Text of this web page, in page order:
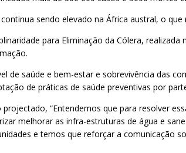
sendo elevado na África austral, o
para Eliminação da Cólera,
saúde e bem-estar e sobrevivência das
de práticas de saúde preventivas por
“Entendemos que para resolver
melhorar as infra-estruturas de água e
e temos que reforçar a comunicação